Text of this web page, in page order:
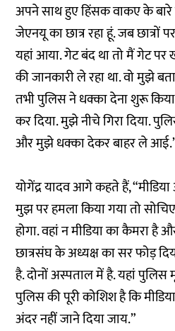
अपने साथ हुए हिंसक वाकए के बारे
जेएनयू का छात्र रहा हूं. जब छात्रों
यहां आया. गेट बंद था तो मैं गेट पर
की जानकारी ले रहा था. वो मुझे
तभी पुलिस ने धक्का देना शुरू
कर दिया. मुझे नीचे गिरा दिया.
और मुझे धक्का देकर बाहर ले
योगेंद्र यादव आगे कहते हैं,
मुझ पर हमला किया गया तो
होगा. वहां न मीडिया का कैमरा है
छात्रसंघ के अध्यक्ष का सर फोड़
है. दोनों अस्पताल में है. यहां
पुलिस की पूरी कोशिश है कि
अंदर नहीं जाने दिया जाय.”